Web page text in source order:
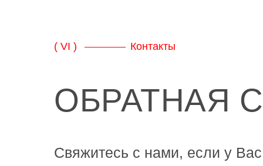
ОБРАТНАЯ
Свяжитесь с нами, если у Вас
( VI ) Контакты